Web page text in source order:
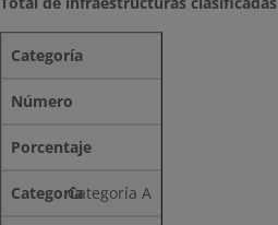
Categoría
Número
Porcentaje
Categoría A